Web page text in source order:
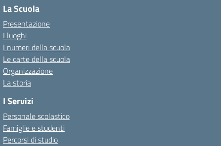
La Scuola
Presentazione
I luoghi
I numeri della scuola
Le carte della scuola
Organizzazione
La storia
I Servizi
Personale scolastico
Famiglie e studenti
Percorsi di studio